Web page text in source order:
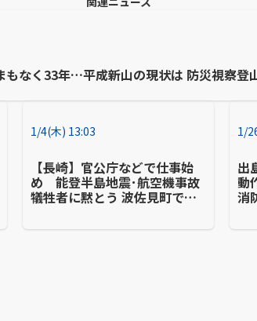
もなく33年…平成新山の現状は 防災視察登
1/4(木) 13:03
【長崎】官公庁などで仕事始
め 能登半島地震･航空機事故
犠牲者に黙とう 波佐見町では
1/
出
動
消